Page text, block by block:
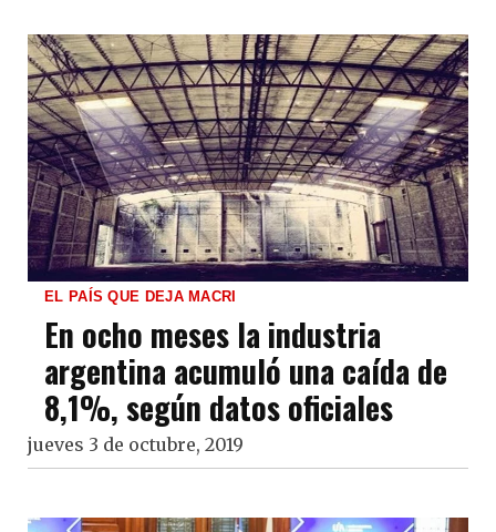
EL PAÍS QUE DEJA MACRI
En ocho meses la industria
argentina acumuló una caída de
8,1%, según datos oficiales
jueves 3 de octubre, 2019